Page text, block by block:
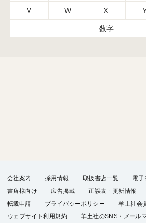
V W X
数字
会社案内 採用情報 取扱書店一覧
電子
書店様向け
広告掲載 正誤表・更新情報
転載申請
プライバシーポリシー
羊土社会
ウェブサイト利用規約
羊土社のSNS・メール